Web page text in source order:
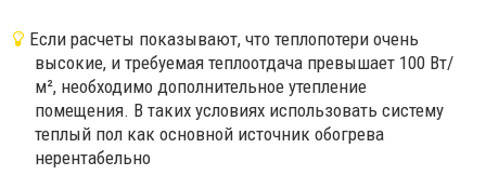
Если расчеты показывают, что теплопотери очень
высокие, и требуемая теплоотдача превышает 100 Вт/
м², необходимо дополнительное утепление
помещения. В таких условиях использовать систему
теплый пол как основной источник обогрева
нерентабельно